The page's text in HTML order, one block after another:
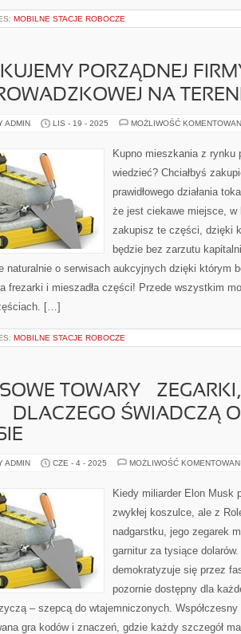
MOBILNE STACJE ROBOCZE
PORZĄDNEJ
NA
ADMIN LIS - 19 - 2025 MOŻLIWOŚĆ
Kupno mieszkania z rynku
wiedzieć? Chciałbyś
prawidłowego działania
że jest ciekawe miejsce, w
zakupisz te części, dzięki
będzie bez zarzutu
naturalnie o serwisach aukcyjnych dzięki którym
frezarki i mieszadła części! Przede wszystkim
[…]
MOBILNE STACJE ROBOCZE
TOWARY –
– DLACZEGO ŚWIADCZĄ
ADMIN CZE - 4 - 2025 MOŻLIWOŚĆ
Kiedy miliarder Elon Musk
zwykłej koszulce, ale z
nadgarstku, jego zegarek
garnitur za tysiące
demokratyzuje się przez
pozornie dostępny dla
– szepcą do wtajemniczonych.
gra kodów i znaczeń, gdzie każdy szczegół